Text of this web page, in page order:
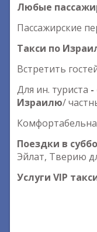
Любые
Пассажирские
Такси по
Встретить
Для ин. туриста -
Израилю/
Поездки в
Эйлат, Тверию
Услуги VIP